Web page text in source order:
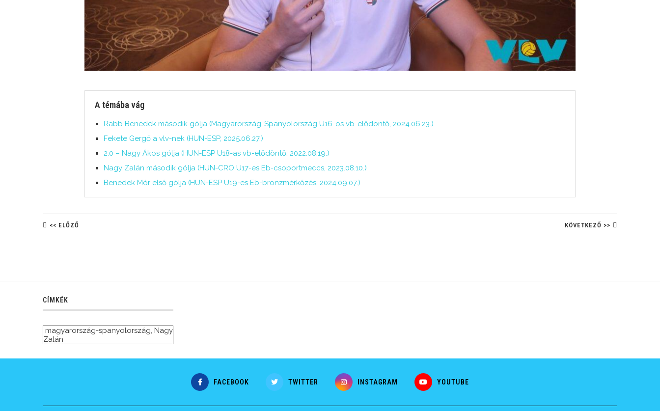
A témába vág
Rabb Benedek második gólja (Magyarország-Spanyolország U16-os vb-elődöntő, 2024.06.23.)
Fekete Gergő a vlv-nek (HUN-ESP, 2025.06.27.)
2:0 – Nagy Ákos gólja (HUN-ESP U18-as vb-elődöntő, 2022.08.19.)
Nagy Zalán második gólja (HUN-CRO U17-es Eb-csoportmeccs, 2023.08.10.)
Benedek Mór első gólja (HUN-ESP U19-es Eb-bronzmérkőzés, 2024.09.07.)
<< ELŐZŐ KÖVETKEZŐ >>
CÍMKÉK
magyarország-spanyolország, Nagy
Zalán
FACEBOOK TWITTER INSTAGRAM YOUTUBE